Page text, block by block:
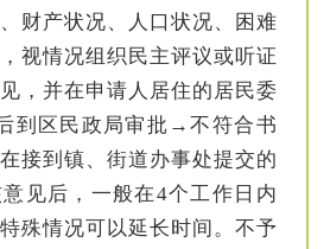
财产状况、人口状况、困难
视情况组织民主评议或听证
，并在申请人居住的居民委
到区民政局审批→不符合书
接到镇、街道办事处提交的
见后，一般在4个工作日内
殊情况可以延长时间。不予